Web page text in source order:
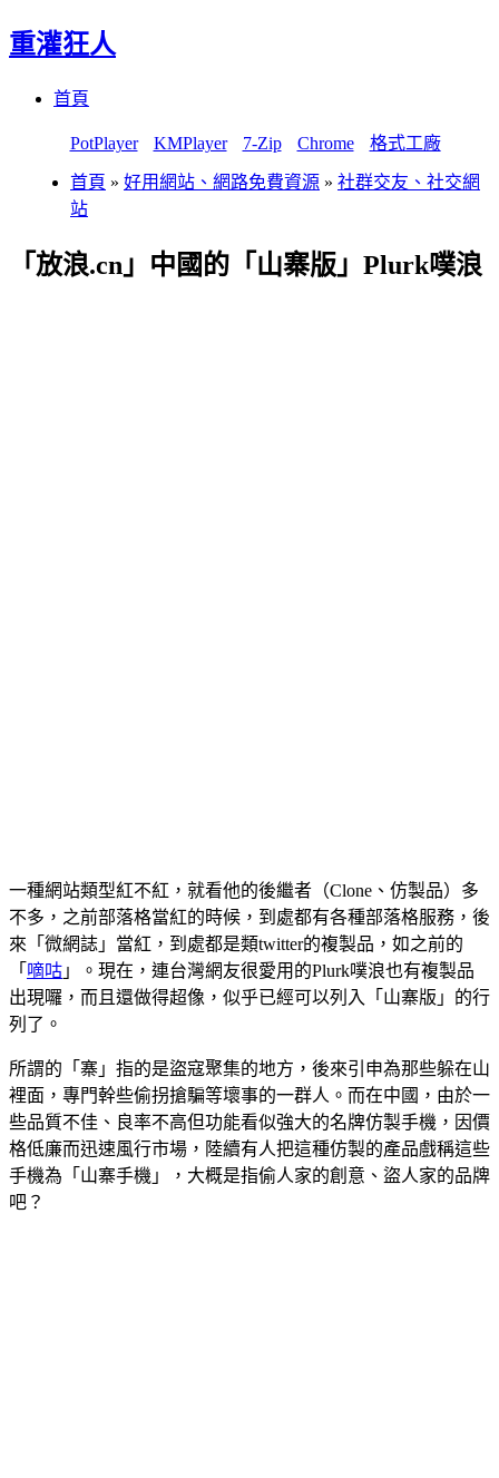
重灌狂人
首頁
PotPlayer KMPlayer 7-Zip Chrome 格式工廠
首頁 » 好用網站、網路免費資源 » 社群交友、社交網
站
「放浪.cn」中國的「山寨版」Plurk噗浪
一種網站類型紅不紅，就看他的後繼者（Clone、仿製品）多
不多，之前部落格當紅的時候，到處都有各種部落格服務，後
來「微網誌」當紅，到處都是類twitter的複製品，如之前的
「 嘀咕 」。現在，連台灣網友很愛用的Plurk噗浪也有複製品
出現囉，而且還做得超像，似乎已經可以列入「山寨版」的行
列了。
所謂的「寨」指的是盜寇聚集的地方，後來引申為那些躲在山
裡面，專門幹些偷拐搶騙等壞事的一群人。而在中國，由於一
些品質不佳、良率不高但功能看似強大的名牌仿製手機，因價
格低廉而迅速風行市場，陸續有人把這種仿製的產品戲稱這些
手機為「山寨手機」，大概是指偷人家的創意、盜人家的品牌
吧？